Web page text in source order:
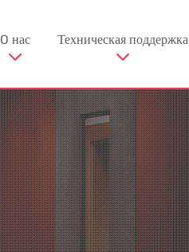
O нас Техническая поддержка